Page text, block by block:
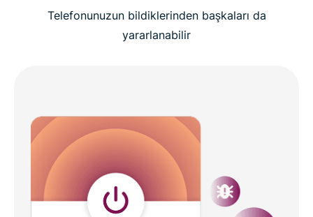
Telefonunuzun bildiklerinden başkaları da
yararlanabilir